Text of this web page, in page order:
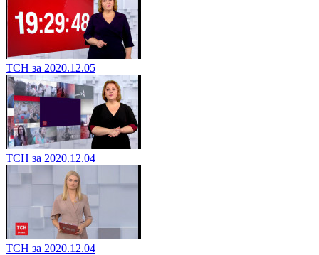
ТСН за 2020.12.05
ТСН за 2020.12.04
ТСН за 2020.12.04